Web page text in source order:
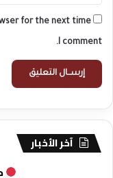
for the next time
I comment.
آخر الأخبار